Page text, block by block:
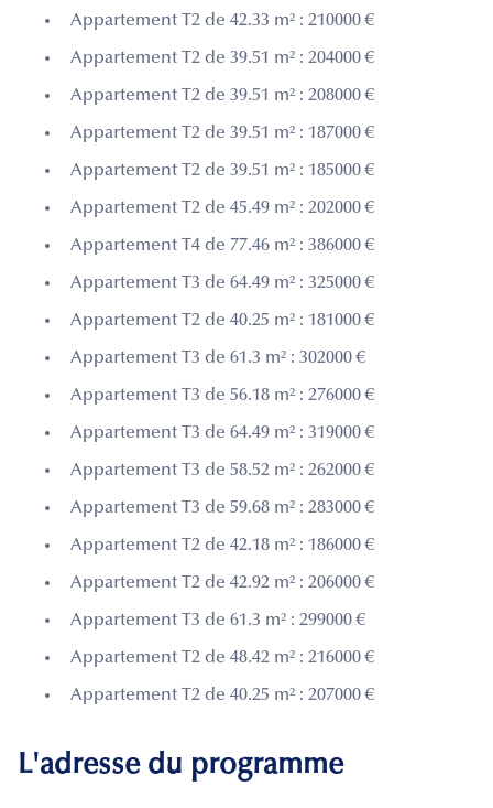
Appartement T2 de 42.33 m² : 210000 €
Appartement T2 de 39.51 m² : 204000 €
Appartement T2 de 39.51 m² : 208000 €
Appartement T2 de 39.51 m² : 187000 €
Appartement T2 de 39.51 m² : 185000 €
Appartement T2 de 45.49 m² : 202000 €
Appartement T4 de 77.46 m² : 386000 €
Appartement T3 de 64.49 m² : 325000 €
Appartement T2 de 40.25 m² : 181000 €
Appartement T3 de 61.3 m² : 302000 €
Appartement T3 de 56.18 m² : 276000 €
Appartement T3 de 64.49 m² : 319000 €
Appartement T3 de 58.52 m² : 262000 €
Appartement T3 de 59.68 m² : 283000 €
Appartement T2 de 42.18 m² : 186000 €
Appartement T2 de 42.92 m² : 206000 €
Appartement T3 de 61.3 m² : 299000 €
Appartement T2 de 48.42 m² : 216000 €
Appartement T2 de 40.25 m² : 207000 €
L'adresse du programme